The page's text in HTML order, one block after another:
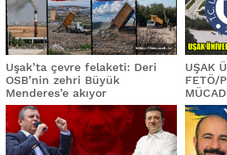
Uşak’ta çevre felaketi: Deri
OSB’nin zehri Büyük
Menderes’e akıyor
UŞAK
FETÖ/